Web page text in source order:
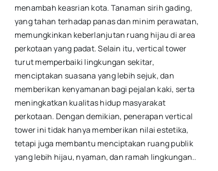
menambah keasrian kota. Tanaman sirih gading,
yang tahan terhadap panas dan minim perawatan,
memungkinkan keberlanjutan ruang hijau di area
perkotaan yang padat. Selain itu, vertical tower
turut memperbaiki lingkungan sekitar,
menciptakan suasana yang lebih sejuk, dan
memberikan kenyamanan bagi pejalan kaki, serta
meningkatkan kualitas hidup masyarakat
perkotaan. Dengan demikian, penerapan vertical
tower ini tidak hanya memberikan nilai estetika,
tetapi juga membantu menciptakan ruang publik
yang lebih hijau, nyaman, dan ramah lingkungan..